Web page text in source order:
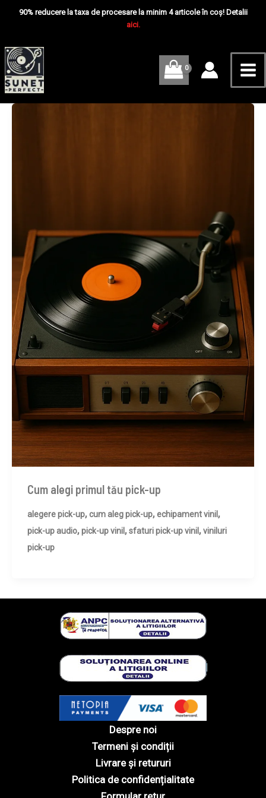
90% reducere la taxa de procesare la minim 4 articole în coș! Detalii
aici.
Cum alegi primul tău pick-up
alegere pick-up,cum aleg pick-up,echipament vinil,
pick-up audio,pick-up vinil,sfaturi pick-up vinil,viniluri
pick-up
Despre noi
Termeni și condiții
Livrare și retururi
Politica de confidențialitate